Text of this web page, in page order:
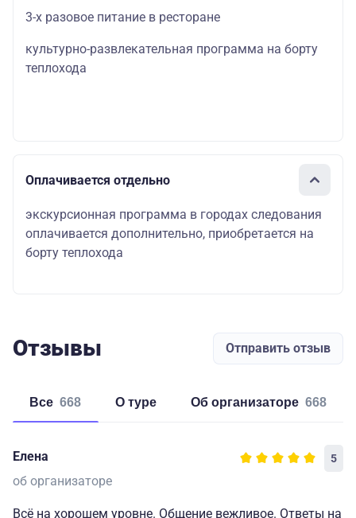
3-х разовое питание в ресторане
культурно-развлекательная программа на борту
теплохода
Оплачивается отдельно
экскурсионная программа в городах следования
оплачивается дополнительно, приобретается на
борту теплохода
Отзывы Отправить отзыв
Все 668 о туре об организаторе 668
Елена 5
об организаторе
Всё на хорошем уровне. Общение вежливое. Ответы на